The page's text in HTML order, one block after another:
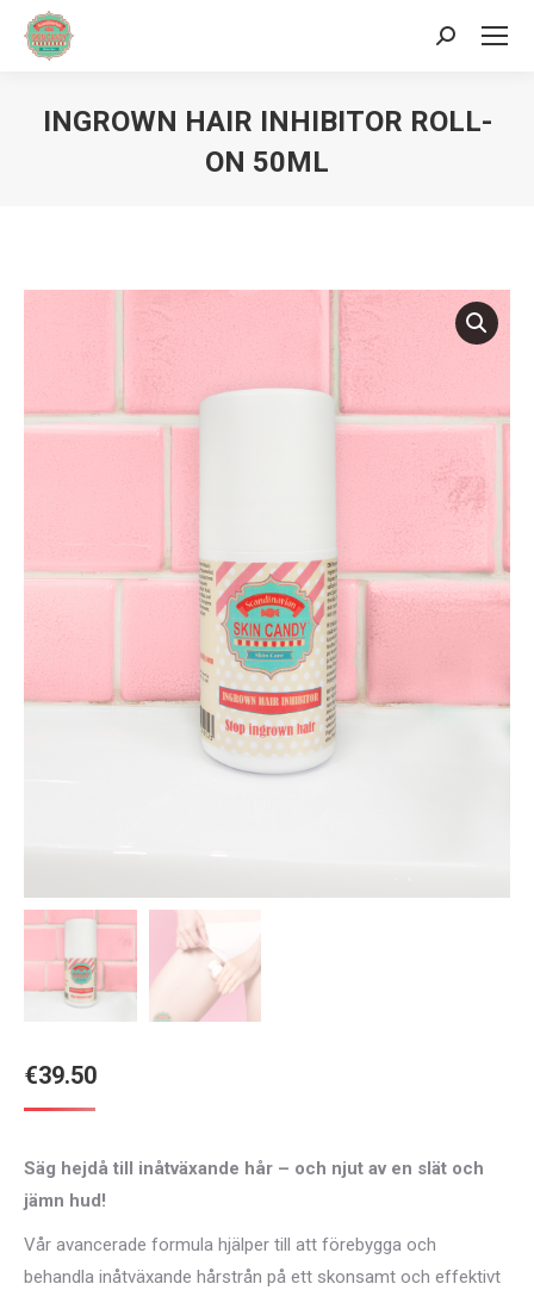
Sök:
INGROWN HAIR INHIBITOR ROLL-
ON 50ML
€39.50
Säg hejdå till inåtväxande hår – och njut av en slät och
jämn hud!
Vår avancerade formula hjälper till att förebygga och
behandla inåtväxande hårstrån på ett skonsamt och effektivt